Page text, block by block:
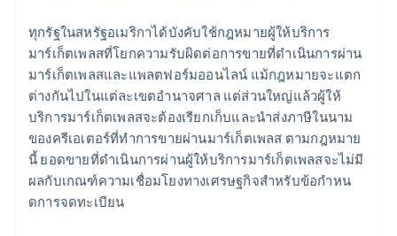
ทุกรัฐในสหรัฐอเมริกาได้บังคับใช้กฎหมายผู้ให้บริการ
มาร์เก็ตเพลสที่โยกความรับผิดต่อการขายที่ดําเนินการผ่าน
มาร์เก็ตเพลสและแพลตฟอร์มออนไลน์ แม้กฎหมายจะแตก
ต่างกันไปในแต่ละเขตอํานาจศาล แต่ส่วนใหญ่แล้วผู้ให้
บริการมาร์เก็ตเพลสจะต้องเรียกเก็บและนําส่งภาษีในนาม
ของครีเอเตอร์ที่ทําการขายผ่านมาร์เก็ตเพลส ตามกฎหมาย
นี้ ยอดขายที่ดําเนินการผ่านผู้ให้บริการมาร์เก็ตเพลสจะไม่มี
ผลกับเกณฑ์ความเชื่อมโยงทางเศรษฐกิจสําหรับข้อกําหน
ดการจดทะเบียน